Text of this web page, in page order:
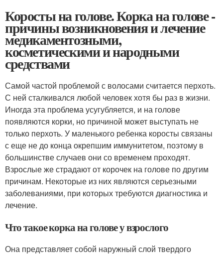
Коросты на голове. Корка на голове -
причины возникновения и лечение
медикаментозными,
косметическими и народными
средствами
Самой частой проблемой с волосами считается перхоть.
С ней сталкивался любой человек хотя бы раз в жизни.
Иногда эта проблема усугубляется, и на голове
появляются корки, но причиной может выступать не
только перхоть. У маленького ребенка коросты связаны
с еще не до конца окрепшим иммунитетом, поэтому в
большинстве случаев они со временем проходят.
Взрослые же страдают от корочек на голове по другим
причинам. Некоторые из них являются серьезными
заболеваниями, при которых требуются диагностика и
лечение.
Что такое корка на голове у взрослого
Она представляет собой наружный слой твердого